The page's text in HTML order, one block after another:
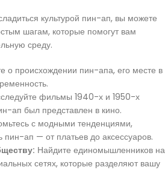
культурой пин-ап, вы можете
шагам, которые помогут вам
среду.
о происхождении пин-апа, его месте в
фильмы 1940-х и 1950-х
ап был представлен в кино.
с модными тенденциями,
пин-ап — от платьев до аксессуаров.
Найдите единомышленников на
сетях, которые разделяют вашу